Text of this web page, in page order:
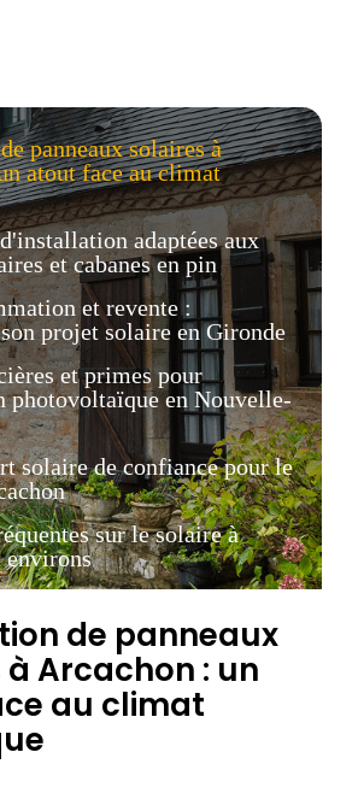
panneaux solaires à
atout face au climat
adaptées aux
et cabanes en pin
et revente :
projet solaire en Gironde
et primes pour
photovoltaïque en Nouvelle-
solaire de confiance pour le
sur le solaire à
environs
de panneaux
Arcachon : un
au climat